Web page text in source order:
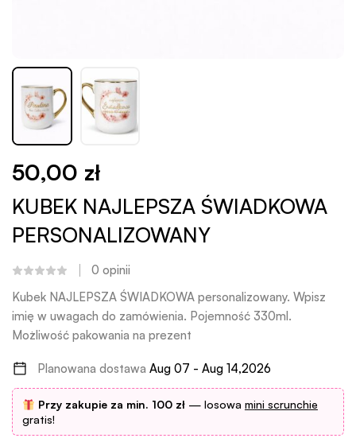
50,00 zł
KUBEK NAJLEPSZA ŚWIADKOWA
PERSONALIZOWANY
0 opinii
Kubek NAJLEPSZA ŚWIADKOWA personalizowany. Wpisz
imię w uwagach do zamówienia. Pojemność 330ml.
Możliwość pakowania na prezent
Planowana dostawa Aug 07 - Aug 14,2026
Przy zakupie za min. 100 zł— losowa mini scrunchie
gratis!